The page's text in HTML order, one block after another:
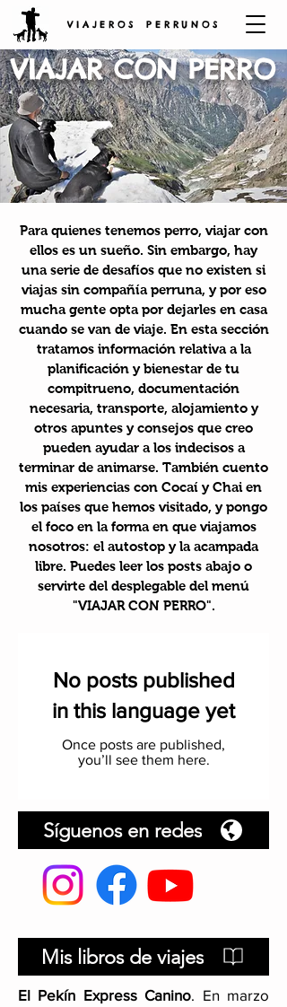
V I A J E R O S P E R R U N O S
VIAJAR CON PERRO
Para quienes tenemos perro, viajar con
ellos es un sueño. Sin embargo, hay
una serie de desafíos que no existen si
viajas sin compañía perruna, y por eso
mucha gente opta por dejarles en casa
cuando se van de viaje. En esta sección
tratamos información relativa a la
planificación y bienestar de tu
compitrueno, documentación
necesaria, transporte, alojamiento y
otros apuntes y consejos que creo
pueden ayudar a los indecisos a
terminar de animarse. También cuento
mis experiencias con Cocaí y Chai en
los países que hemos visitado, y pongo
el foco en la forma en que viajamos
nosotros: el autostop y la acampada
libre. Puedes leer los posts abajo o
servirte del desplegable del menú
"VIAJAR CON PERRO".
No posts published
in this language yet
Once posts are published,
you’ll see them here.
Síguenos en redes
Mis libros de viajes
El Pekín Express Canino. En marzo